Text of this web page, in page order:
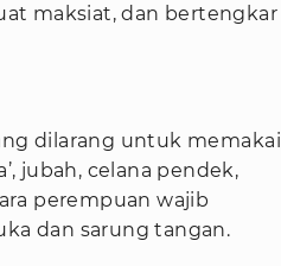
maksiat, dan bertengkar
dilarang untuk memakai
jubah, celana pendek,
perempuan wajib
dan sarung tangan.